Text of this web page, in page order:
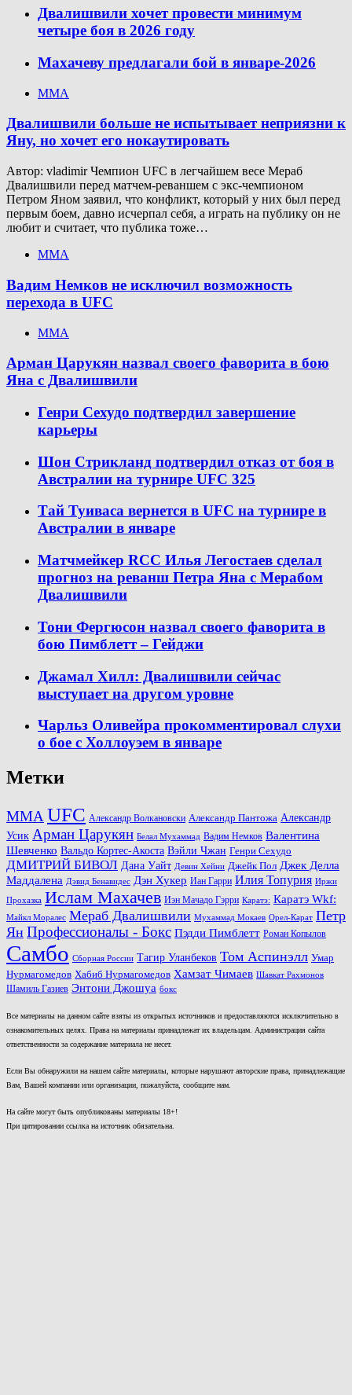
Двалишвили хочет провести минимум
четыре боя в 2026 году
Махачеву предлагали бой в январе-2026
ММА
Двалишвили больше не испытывает неприязни к
Яну, но хочет его нокаутировать
Автор: vladimir Чемпион UFC в легчайшем весе Мераб
Двалишвили перед матчем-реваншем с экс-чемпионом
Петром Яном заявил, что конфликт, который у них был перед
первым боем, давно исчерпал себя, а играть на публику он не
любит и считает, что публика тоже…
ММА
Вадим Немков не исключил возможность
перехода в UFC
ММА
Арман Царукян назвал своего фаворита в бою
Яна с Двалишвили
Генри Сехудо подтвердил завершение
карьеры
Шон Стрикланд подтвердил отказ от боя в
Австралии на турнире UFC 325
Тай Туиваса вернется в UFC на турнире в
Австралии в январе
Матчмейкер RCC Илья Легостаев сделал
прогноз на реванш Петра Яна с Мерабом
Двалишвили
Тони Фергюсон назвал своего фаворита в
бою Пимблетт – Гейджи
Джамал Хилл: Двалишвили сейчас
выступает на другом уровне
Чарльз Оливейра прокомментировал слухи
о бое с Холлоуэем в январе
Метки
MMA UFC Александр Волкановски Александр Пантожа Александр
Усик Арман Царукян Белал Мухаммад Вадим Немков Валентина
Шевченко Вальдо Кортес-Акоста Вэйли Чжан Генри Сехудо
ДМИТРИЙ БИВОЛ Дана Уайт Девин Хейни Джейк Пол Джек Делла
Маддалена Дэвид Бенавидес Дэн Хукер Иан Гарри Илия Топурия Иржи
Прохазка Ислам Махачев Иэн Мачадо Гэрри Каратэ: Каратэ Wkf:
Майкл Моралес Мераб Двалишвили Мухаммад Мокаев Орел-Карат Петр
Ян Профессионалы - Бокс Пэдди Пимблетт Роман Копылов
Самбо Сборная России Тагир Уланбеков Том Аспинэлл Умар
Нурмагомедов Хабиб Нурмагомедов Хамзат Чимаев Шавкат Рахмонов
Шамиль Газиев Энтони Джошуа бокс
Все материалы на данном сайте взяты из открытых источников и предоставляются исключительно в
ознакомительных целях. Права на материалы принадлежат их владельцам. Администрация сайта
ответственности за содержание материала не несет.
Если Вы обнаружили на нашем сайте материалы, которые нарушают авторские права, принадлежащие
Вам, Вашей компании или организации, пожалуйста, сообщите нам.
На сайте могут быть опубликованы материалы 18+!
При цитировании ссылка на источник обязательна.